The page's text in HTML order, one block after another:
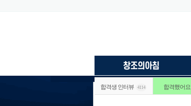
합격생 인터뷰 4114 합격했어요